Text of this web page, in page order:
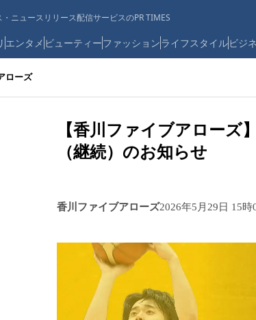
ニュースリリース配信サービスのPR TIMES
エンタメ ビューティーファッションライフスタイルビジ
ローズ
【香川ファイブアローズ
（継続）のお知らせ
香川ファイブアローズ2026年5月29日 15時